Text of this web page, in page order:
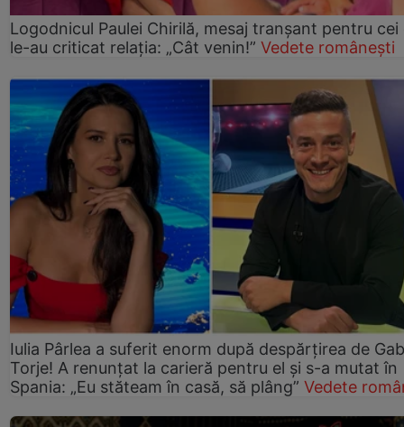
Logodnicul Paulei Chirilă, mesaj tranșant pentru cei
le-au criticat relația: „Cât venin!” Vedete românești
Iulia Pârlea a suferit enorm după despărțirea de
Torje! A renunțat la carieră pentru el și s-a mutat în
Spania: „Eu stăteam în casă, să plâng” Vedete